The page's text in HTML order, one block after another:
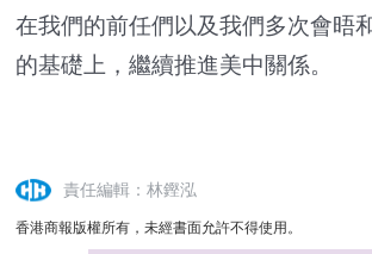
在我們的前任們以及我們多次會晤
的基礎上，繼續推進美中關係。
責任編輯：林鏗泓
香港商報版權所有，未經書面允許不得使用。